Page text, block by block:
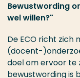
Bewustwording
wel willen?"
De ECO richt zich
(docent-
doel om ervoor te
bewustwording is